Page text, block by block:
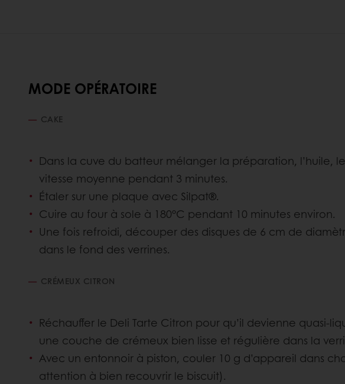
MODE OPÉRATOIRE
CAKE
Dans la cuve du batteur mélanger la préparation, l’huile,
vitesse moyenne pendant 3 minutes.
Étaler sur une plaque avec Silpat®.
Cuire au four à sole à 180°C pendant 10 minutes environ.
Une fois refroidi, découper des disques de 6 cm de
dans le fond des verrines.
CRÉMEUX CITRON
Réchauffer le Deli Tarte Citron pour qu’il devienne quasi-
une couche de crémeux bien lisse et régulière dans la
Avec un entonnoir à piston, couler 10 g d’appareil dans
attention à bien recouvrir le biscuit).